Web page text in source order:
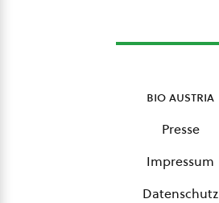
bio austria
Presse
Impressum
Datenschutz